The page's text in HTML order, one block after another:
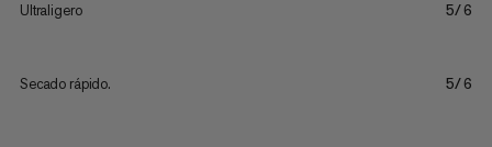
Ultraligero 5/6
Secado rápido. 5/6